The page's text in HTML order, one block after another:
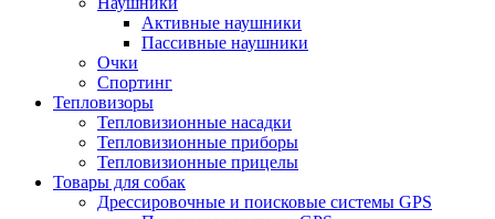
Активные наушники
Пассивные наушники
Очки
Спортинг
Тепловизоры
Тепловизионные насадки
Тепловизионные приборы
Тепловизионные прицелы
Товары для собак
Дрессировочные и поисковые системы GPS